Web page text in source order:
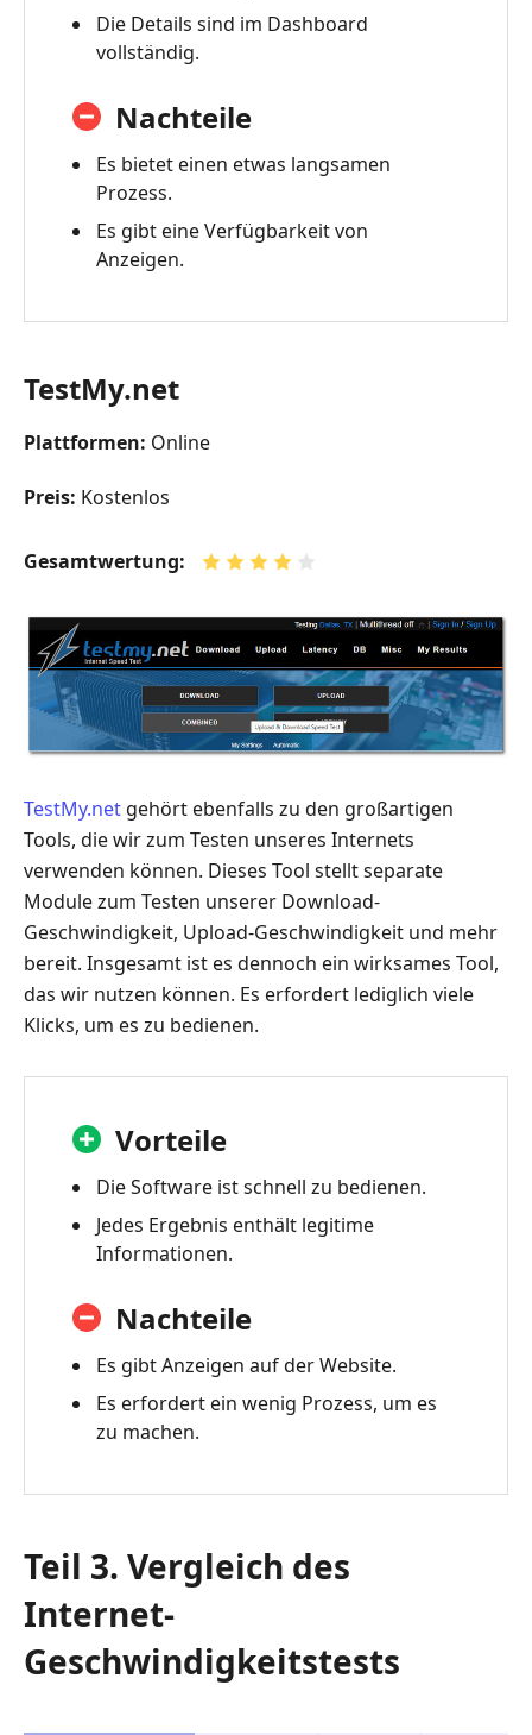
Die Details sind im Dashboard
vollständig.
Nachteile
Es bietet einen etwas langsamen
Prozess.
Es gibt eine Verfügbarkeit von
Anzeigen.
TestMy.net
Plattformen: Online
Preis: Kostenlos
Gesamtwertung:
TestMy.net gehört ebenfalls zu den großartigen
Tools, die wir zum Testen unseres Internets
verwenden können. Dieses Tool stellt separate
Module zum Testen unserer Download-
Geschwindigkeit, Upload-Geschwindigkeit und mehr
bereit. Insgesamt ist es dennoch ein wirksames Tool,
das wir nutzen können. Es erfordert lediglich viele
Klicks, um es zu bedienen.
Vorteile
Die Software ist schnell zu bedienen.
Jedes Ergebnis enthält legitime
Informationen.
Nachteile
Es gibt Anzeigen auf der Website.
Es erfordert ein wenig Prozess, um es
zu machen.
Teil 3. Vergleich des
Internet-
Geschwindigkeitstests